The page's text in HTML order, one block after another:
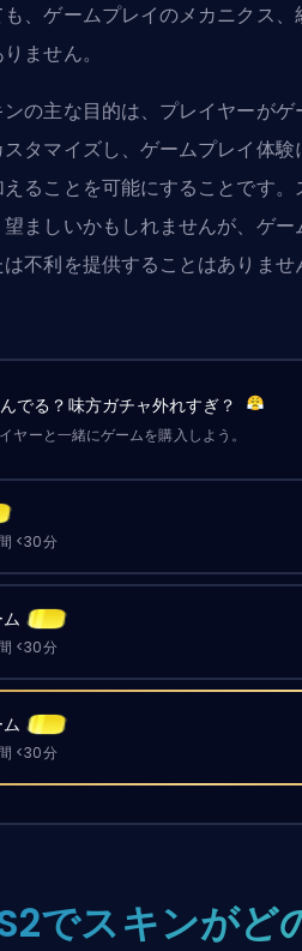
、ゲームプレイのメカニクス
ません。
の主な目的は、プレイヤーが
タマイズし、ゲームプレイ体
ることを可能にすることです
ましいかもしれませんが、ゲ
不利を提供することはありませ
でる？味方ガチャ外れすぎ？
ヤーと一緒にゲームを購入しよう。
<30分
<30分
<30分
でスキンがど